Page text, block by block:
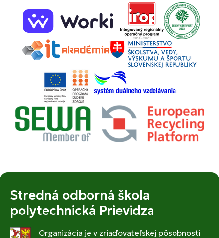
Stredná odborná škola
polytechnická Prievidza
Organizácia je v zriaďovateľskej pôsobnosti